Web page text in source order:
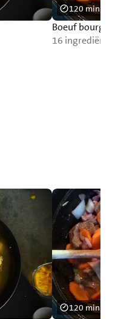
Boeuf
16
120 min
120 min